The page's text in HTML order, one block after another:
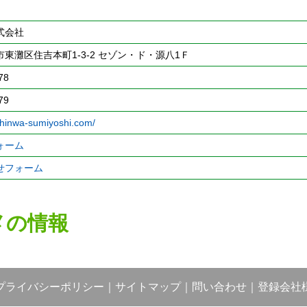
会社
東灘区住吉本町1-3-2 セゾン・ド・源八1Ｆ
sumiyoshi.com/
ーム
フォーム
情報
ライバシーポリシー サイトマップ｜ 問い合わせ 登録会社